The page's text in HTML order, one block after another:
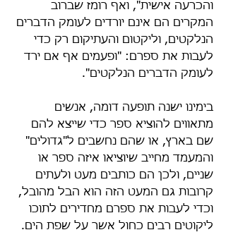
והכרעה אישית", ואף רומז שברוב
המקרים הם אינם יורדים לעומק הדברים
הנלקטים, וליקטום והעתיקום רק כדי
לעבות את ספרם: "ופעמים אף אם ירד
לעומק הדברים הנלקטים".
בימינו ישנה תופעה דומה, אנשים
מתאווים להוציא ספר כדי שייצא להם
שם בארץ, או שהם נחשבים ל"גדולים"
והמעמד מחייב שיוציאו איזה ספר או
שניים, ולכן הם כותבים מעט ולעתים
קרובות גם המעט הזה הוא הבל מהובל,
וכדי לעבות את ספרם מחדירים לתוכו
ליקוטים רבים כחול אשר על שפת הים.